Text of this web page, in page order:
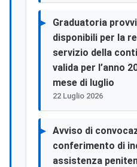
Graduatoria
disponibili per la
servizio della
valida per l’anno
mese di luglio
22 Luglio 2026
Avviso di
conferimento di
assistenza